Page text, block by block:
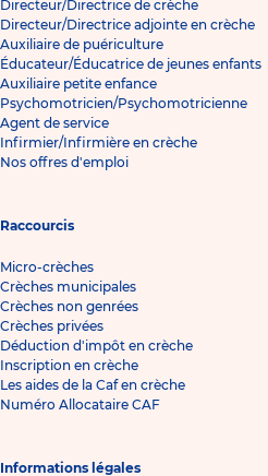
Directeur/Directrice de crèche
Directeur/Directrice adjointe en crèche
Auxiliaire de puériculture
Éducateur/Éducatrice de jeunes enfants
Auxiliaire petite enfance
Psychomotricien/Psychomotricienne
Agent de service
Infirmier/Infirmière en crèche
Nos offres d'emploi
Raccourcis
Micro-crèches
Crèches municipales
Crèches non genrées
Crèches privées
Déduction d'impôt en crèche
Inscription en crèche
Les aides de la Caf en crèche
Numéro Allocataire CAF
Informations légales